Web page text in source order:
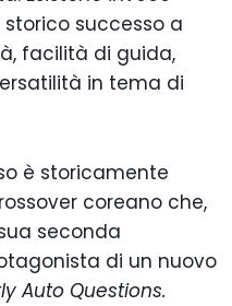
successo a
facilità di guida,
in tema di
è storicamente
coreano che,
seconda
di un nuovo
Auto Questions.